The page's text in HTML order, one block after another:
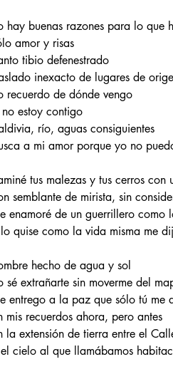
hay buenas razones para lo que
amor y risas
tibio defenestrado
inexacto de lugares de
recuerdo de dónde vengo
estoy contigo
río, aguas consiguientes
a mi amor porque yo no
tus malezas y tus cerros con
semblante de mirista, sin
enamoré de un guerrillero como
quise como la vida misma me
hecho de agua y sol
sé extrañarte sin moverme del
entrego a la paz que sólo tú me
mis recuerdos ahora, pero antes
la extensión de tierra entre el
cielo al que llamábamos